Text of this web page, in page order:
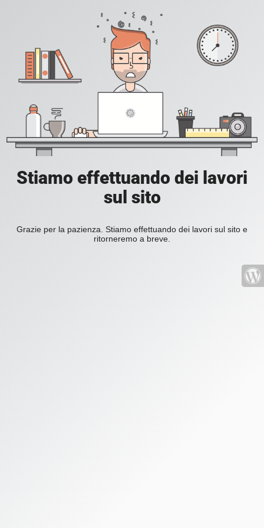
Stiamo effettuando dei lavori
sul sito
Grazie per la pazienza. Stiamo effettuando dei lavori sul sito e
ritorneremo a breve.